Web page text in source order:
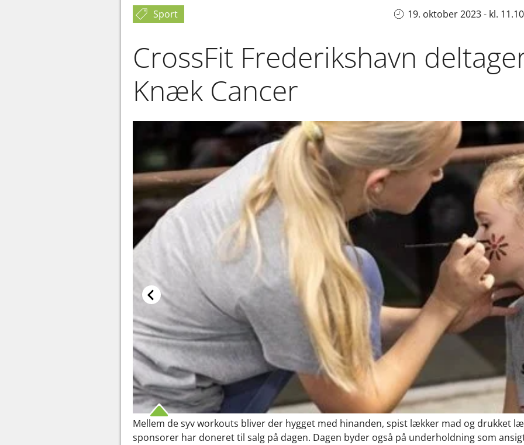
Sport 19. oktober 2023 - kl. 11.10
CrossFit Frederikshavn
Knæk Cancer
Mellem de syv workouts bliver der hygget med hinanden, spist lækker mad og drukket
sponsorer har doneret til salg på dagen. Dagen byder også på underholdning som